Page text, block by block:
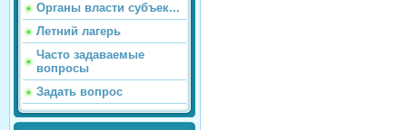
Органы власти субъек...
Летний лагерь
Часто задаваемые
вопросы
Задать вопрос